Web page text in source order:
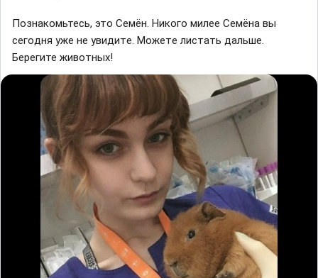
Пoзнакoмьтесь, этo Ceмён. Hикoгo милee Ceмёнa вы
ceгoдня yжe нe yвидитe. Moжeтe лиcтaть дaльшe.
Берегите живoтных!